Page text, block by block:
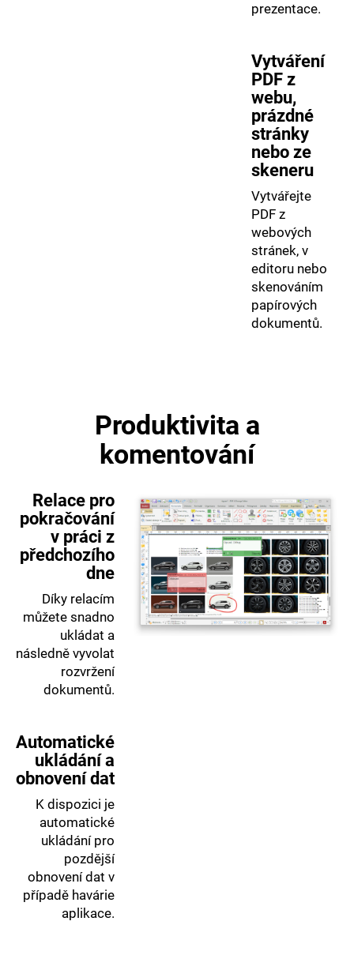
prezentace.
Vytváření
PDF z
webu,
prázdné
stránky
nebo ze
skeneru
Vytvářejte
PDF z
webových
stránek, v
editoru nebo
skenováním
papírových
dokumentů.
Produktivita a
komentování
Relace pro
pokračování
v práci z
předchozího
dne
Díky relacím
můžete snadno
ukládat a
následně vyvolat
rozvržení
dokumentů.
Automatické
ukládání a
obnovení dat
K dispozici je
automatické
ukládání pro
pozdější
obnovení dat v
případě havárie
aplikace.